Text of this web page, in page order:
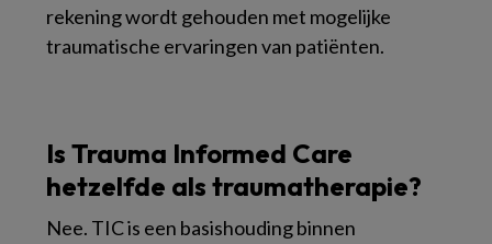
rekening wordt gehouden met mogelijke
traumatische ervaringen van patiënten.
Is Trauma Informed Care
hetzelfde als traumatherapie?
Nee. TIC is een basishouding binnen